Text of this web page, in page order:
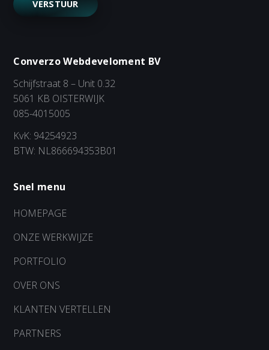
Converzo Webdeveloment BV
Schijfstraat 8 – Unit 0.32
5061 KB OISTERWIJK
085-4015005
KvK: 94254923
BTW: NL866694353B01
Snel menu
HOMEPAGE
ONZE WERKWIJZE
PORTFOLIO
OVER ONS
KLANTEN VERTELLEN
PARTNERS